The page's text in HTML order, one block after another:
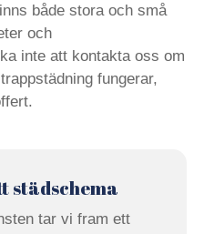
både stora och små
och
inte att kontakta oss om
fungerar,
städschema
tar vi fram ett